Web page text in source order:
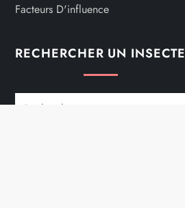
Facteurs D'influence
RECHERCHER UN INSECTE
Rechercher :